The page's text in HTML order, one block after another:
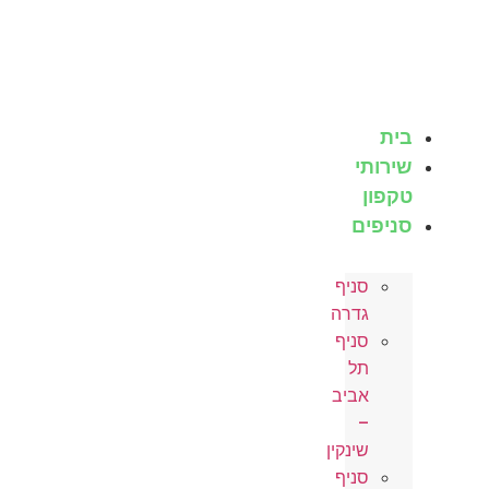
בית
שירותי
טקפון
סניפים
סניף
גדרה
סניף
תל
אביב
–
שינקין
סניף